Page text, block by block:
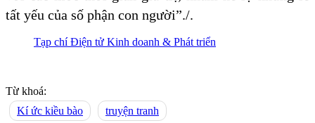
tất yếu của số phận con người”./.
Tạp chí Điện tử Kinh doanh & Phát triển
Từ khoá:
Kí ức kiều bào
truyện tranh